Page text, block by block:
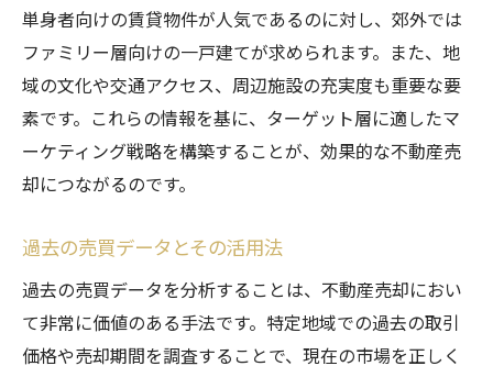
価格交渉を成功させるためのヒント
市場動向を見極めて不動産売却を成功させる秘
訣
不動産市場のトレンドを読む方法
市場変動に対応した売却タイミングの選定
将来性を考慮した売却戦略の立案
地域の経済状況と不動産市場の関係
市場調査による売却期間の短縮法
不動産売却のための効果的な市場調査テクニッ
単身者向けの賃貸物件が人気であるのに対し、郊外では
ファミリー層向けの一戸建てが求められます。また、地
域の文化や交通アクセス、周辺施設の充実度も重要な要
素です。これらの情報を基に、ターゲット層に適したマ
ーケティング戦略を構築することが、効果的な不動産売
却につながるのです。
過去の売買データとその活用法
過去の売買データを分析することは、不動産売却におい
て非常に価値のある手法です。特定地域での過去の取引
価格や売却期間を調査することで、現在の市場を正しく